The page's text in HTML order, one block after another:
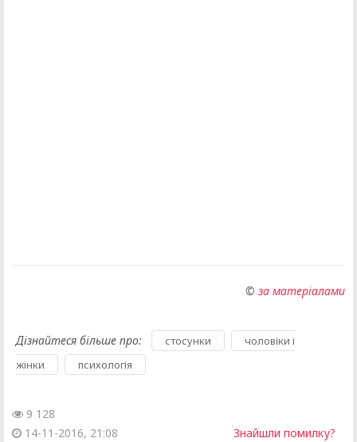
© за матеріалами
Дізнайтеся більше про: стосунки
чоловіки і
жінки
психологія
9 128
14-11-2016, 21:08
Знайшли помилку?